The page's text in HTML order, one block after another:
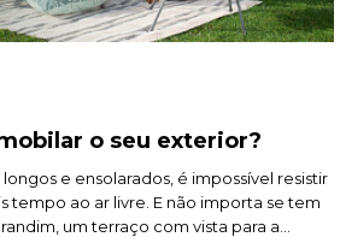
o seu exterior?
e ensolarados, é impossível resistir
tempo ao ar livre. E não importa se tem
um terraço com vista para a